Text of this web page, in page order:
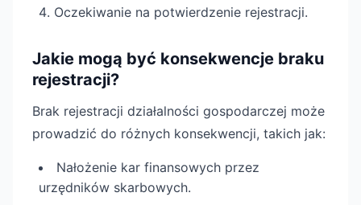
Oczekiwanie na potwierdzenie rejestracji.
Jakie mogą być konsekwencje braku
rejestracji?
Brak rejestracji działalności gospodarczej może
prowadzić do różnych konsekwencji, takich jak:
Nałożenie kar finansowych przez
urzędników skarbowych.